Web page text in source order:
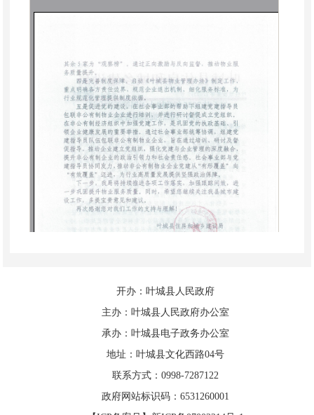
开办：叶城县人民政府
主办：叶城县人民政府办公室
承办：叶城县电子政务办公室
地址：叶城县文化西路04号
联系方式：0998-7287122
政府网站标识码：6531260001